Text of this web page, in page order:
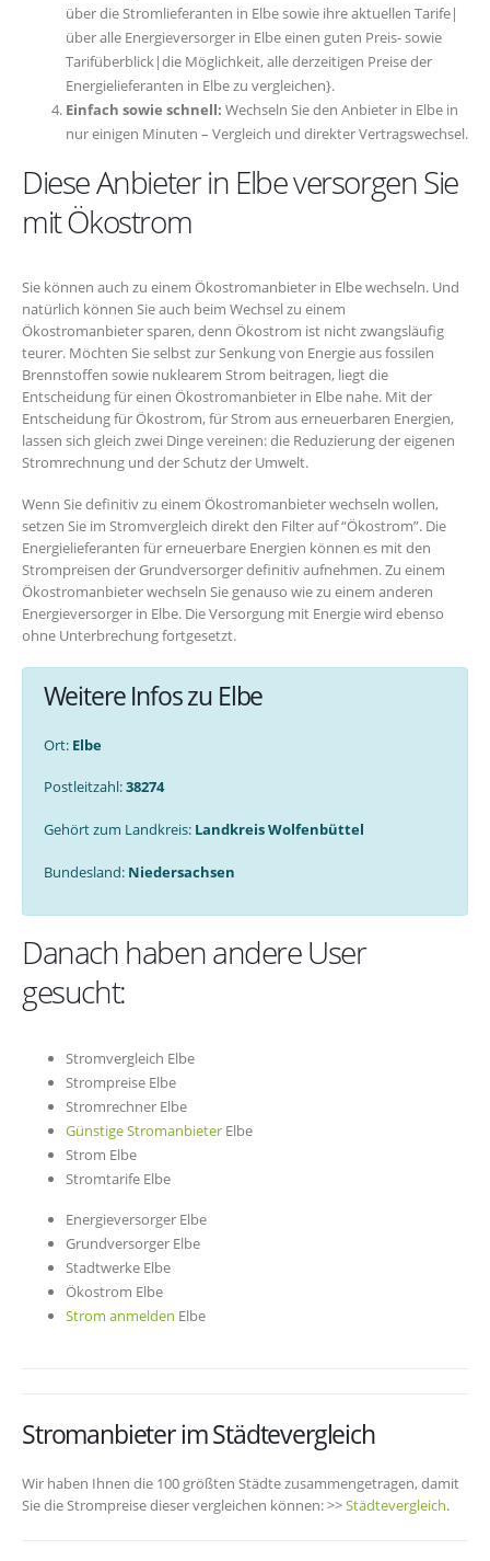
über die Stromlieferanten in Elbe sowie ihre aktuellen Tarife|
über alle Energieversorger in Elbe einen guten Preis- sowie
Tarifüberblick|die Möglichkeit, alle derzeitigen Preise der
Energielieferanten in Elbe zu vergleichen}.
Einfach sowie schnell: Wechseln Sie den Anbieter in Elbe in
nur einigen Minuten – Vergleich und direkter Vertragswechsel.
Diese Anbieter in Elbe versorgen Sie
mit Ökostrom
Sie können auch zu einem Ökostromanbieter in Elbe wechseln. Und
natürlich können Sie auch beim Wechsel zu einem
Ökostromanbieter sparen, denn Ökostrom ist nicht zwangsläufig
teurer. Möchten Sie selbst zur Senkung von Energie aus fossilen
Brennstoffen sowie nuklearem Strom beitragen, liegt die
Entscheidung für einen Ökostromanbieter in Elbe nahe. Mit der
Entscheidung für Ökostrom, für Strom aus erneuerbaren Energien,
lassen sich gleich zwei Dinge vereinen: die Reduzierung der eigenen
Stromrechnung und der Schutz der Umwelt.
Wenn Sie definitiv zu einem Ökostromanbieter wechseln wollen,
setzen Sie im Stromvergleich direkt den Filter auf “Ökostrom”. Die
Energielieferanten für erneuerbare Energien können es mit den
Strompreisen der Grundversorger definitiv aufnehmen. Zu einem
Ökostromanbieter wechseln Sie genauso wie zu einem anderen
Energieversorger in Elbe. Die Versorgung mit Energie wird ebenso
ohne Unterbrechung fortgesetzt.
Weitere Infos zu Elbe
Ort: Elbe
Postleitzahl:38274
Gehört zum Landkreis: Landkreis Wolfenbüttel
Bundesland: Niedersachsen
Danach haben andere User
gesucht:
Stromvergleich Elbe
Strompreise Elbe
Stromrechner Elbe
Günstige Stromanbieter Elbe
Strom Elbe
Stromtarife Elbe
Energieversorger Elbe
Grundversorger Elbe
Stadtwerke Elbe
Ökostrom Elbe
Strom anmelden Elbe
Stromanbieter im Städtevergleich
Wir haben Ihnen die 100 größten Städte zusammengetragen, damit
Sie die Strompreise dieser vergleichen können: >>Städtevergleich.